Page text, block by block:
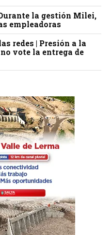
la gestión Milei,
empleadoras
redes | Presión a la
vote la entrega de